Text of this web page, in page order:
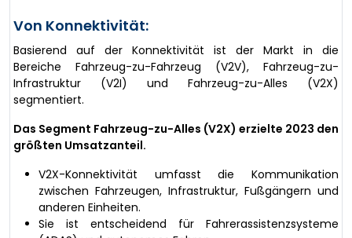
Von Konnektivität:
Basierend auf der Konnektivität ist der Markt in die
Bereiche Fahrzeug-zu-Fahrzeug (V2V), Fahrzeug-zu-
Infrastruktur (V2I) und Fahrzeug-zu-Alles (V2X)
segmentiert.
Das Segment Fahrzeug-zu-Alles (V2X) erzielte 2023 den
größten Umsatzanteil.
V2X-Konnektivität umfasst die Kommunikation
zwischen Fahrzeugen, Infrastruktur, Fußgängern und
anderen Einheiten.
Sie ist entscheidend für Fahrerassistenzsysteme